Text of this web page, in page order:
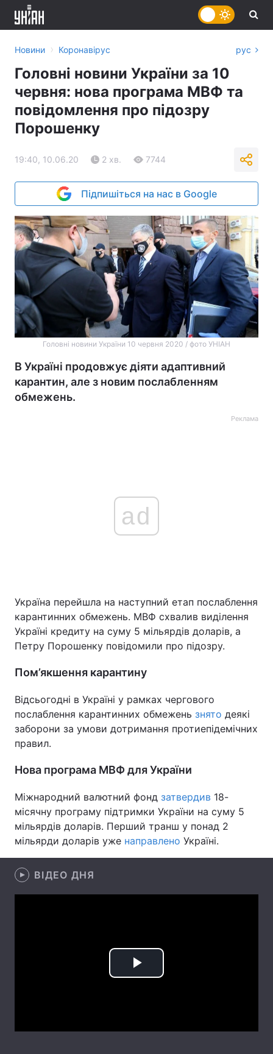
Головна Війна
Україна
Економіка Світ
Спорт Наука
Техно і зв'язок Лайт
Зброя Інциденти
Екологія Регіони
Лонгріди
Відео з Youtube
Новини › Коронавірус рус
Головні новини України за 10
червня: нова програма МВФ та
повідомлення про підозру
Порошенку
19:40, 10.06.20 2 хв. 7744
Підпишіться на нас в Google
Головні новини України 10 червня 2020 / фото УНІАН
В Україні продовжує діяти адаптивний
карантин, але з новим послабленням
обмежень.
Реклама
ad
Україна перейшла на наступний етап послаблення
карантинних обмежень. МВФ схвалив виділення
Україні кредиту на суму 5 мільярдів доларів, а
Петру Порошенку повідомили про підозру.
Пом’якшення карантину
Відсьогодні в Україні у рамках чергового
послаблення карантинних обмежень знято деякі
заборони за умови дотримання протиепідемічних
правил.
Нова програма МВФ для України
Міжнародний валютний фонд затвердив 18-
місячну програму підтримки України на суму 5
мільярдів доларів. Перший транш у понад 2
мільярди доларів уже направлено Україні.
ВІДЕО ДНЯ
Play